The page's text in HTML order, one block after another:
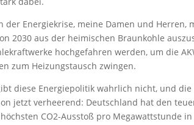
der Energiekrise, meine Damen und Herren,
2030 aus der heimischen Braunkohle
hochgefahren werden, um die
zum Heizungstausch zwingen.
diese Energiepolitik wahrlich nicht, und
jetzt verheerend: Deutschland hat den
CO2-Ausstoß pro Megawattstunde